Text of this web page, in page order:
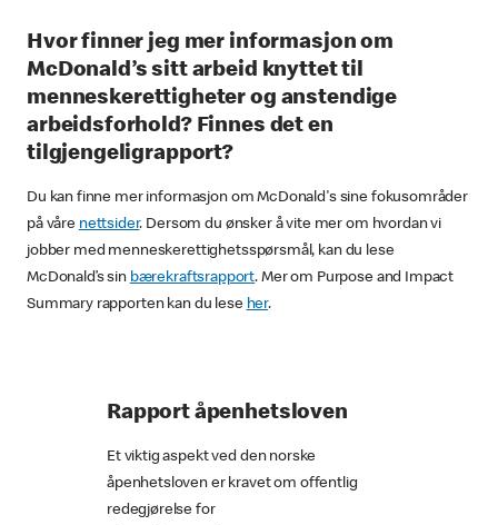
Hvor finner jeg mer informasjon om
McDonald’s sitt arbeid knyttet til
menneskerettigheter og anstendige
arbeidsforhold? Finnes det en
tilgjengeligrapport?
Du kan finne mer informasjon om McDonald's sine fokusområder
på våre nettsider. Dersom du ønsker å vite mer om hvordan vi
jobber med menneskerettighetsspørsmål, kan du lese
McDonald’s sin bærekraftsrapport. Mer om Purpose and Impact
Summary rapporten kan du lese her.
Rapport åpenhetsloven
Et viktig aspekt ved den norske
åpenhetsloven er kravet om offentlig
redegjørelse for